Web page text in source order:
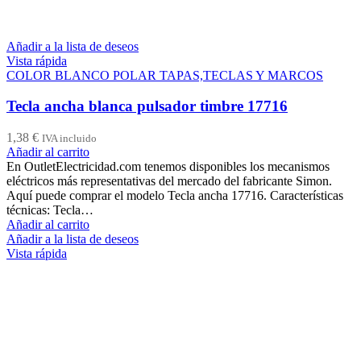
Añadir a la lista de deseos
Vista rápida
COLOR BLANCO POLAR TAPAS,TECLAS Y MARCOS
Tecla ancha blanca pulsador timbre 17716
1,38 € IVA incluido
Añadir al carrito
En OutletElectricidad.com tenemos disponibles los mecanismos
eléctricos más representativas del mercado del fabricante Simon.
Aquí puede comprar el modelo Tecla ancha 17716. Características
técnicas: Tecla…
Añadir al carrito
Añadir a la lista de deseos
Vista rápida